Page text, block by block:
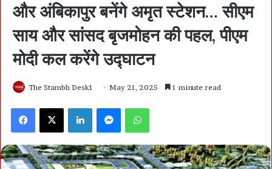
और अंबिकापुर बनेंगे अमृत स्टेशन… सीएम
साय और सांसद बृजमोहन की पहल, पीएम
मोदी कल करेंगे उद्घाटन
The Stambh Desk1 May 21, 2025 1 minute read
Facebook X LinkedIn